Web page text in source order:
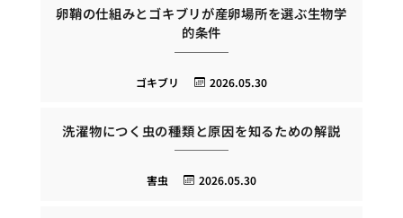
卵鞘の仕組みとゴキブリが産卵場所を選ぶ生物学
的条件
2026.05.30
ゴキブリ
洗濯物につく虫の種類と原因を知るための解説
2026.05.30
害虫